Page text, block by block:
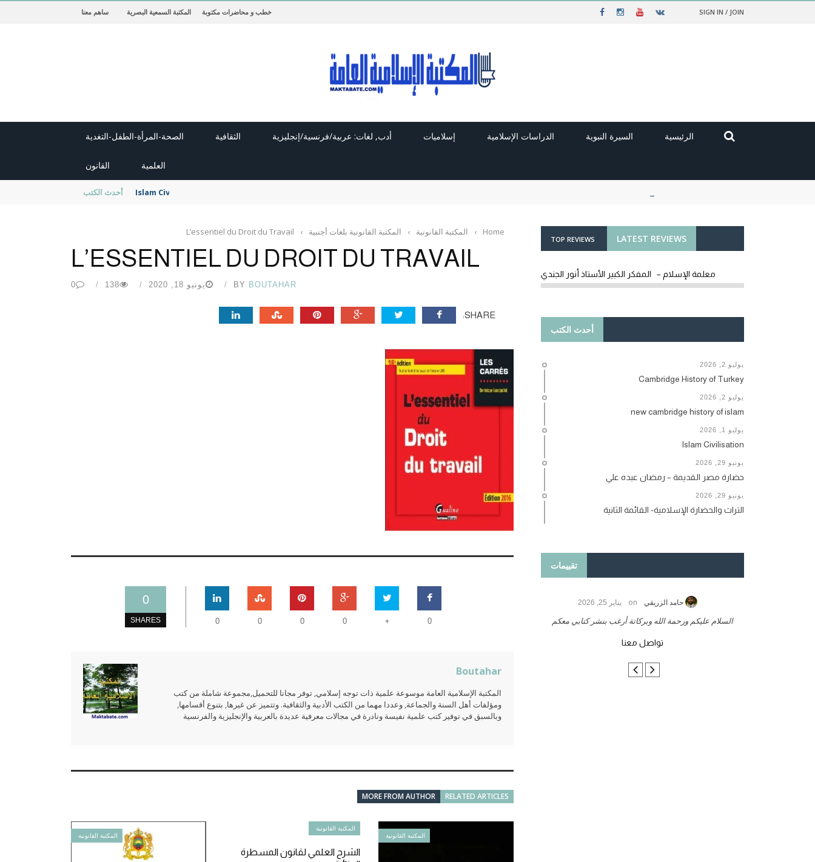
SIGN IN / JOIN خطب و محاضرات مكتوبة المكتبة السمعية البصرية ساهم معنا
الرئيسية السيرة النبوية الدراسات الإسلامية إسلاميات أدب, لغات: عربية/فرنسية/إنجليزية الثقافية الصحة-المرأة-الطفل-التغدية
العلمية القانون
أحدث الكتب Islam Civilisation
Home
› المكتبة القانونية › المكتبة القانونية بلغات أجنبية ›
L’essentiel du Droit du Travail
L’ESSENTIEL DU DROIT DU TRAVAIL
BY BOUTAHAR يونيو 18, 2020 138
0
SHARE:
0
SHARES 0
+
0
0
0
0
Boutahar
المكتبة الإسلامية العامة موسوعة علمية ذات توجه إسلامي, توفر مجانا للتحميل,مجموعة شاملة من كتب
ومؤلفات أهل السنة والجماعة, وعددا مهما من الكتب الأدبية والثقافية. وتتميز عن غيرها, بتنوع أقسامها,
وبالسبق في توفير كتب علمية نفيسة ونادرة في مجالات معرفية عديدة بالعربية والإنجليزية والفرنسية
RELATED ARTICLES
MORE FROM AUTHOR
المكتبة القانونية
المكتبة القانونية
الشرح العلمي لقانون المسطرة
المكتبة القانونية
LATEST REVIEWS
TOP REVIEWS
معلمة الإسلام – المفكر الكبير الأستاذ أنور الجندي
أحدث الكتب
يوليو 2, 2026
Cambridge History of Turkey
يوليو 2, 2026
new cambridge history of islam
يوليو 1, 2026
Islam Civilisation
يونيو 29, 2026
حضارة مصر القديمة – رمضان عبده علي
يونيو 29, 2026
التراث والحضارة الإسلامية- القائمة الثانية
تقييمات
مروان بن جابر الجهني يناير 6, 2024
لدي بحث أرغب بتحكيمه ماهو السبيل الى ذلك؟ وبكم التحكيم
حامد الزريقي on يناير 25, 2026
السلام عليكم ورحمة الله وبركاتة أرغب بنشر كتابي معكم
تواصل معنا